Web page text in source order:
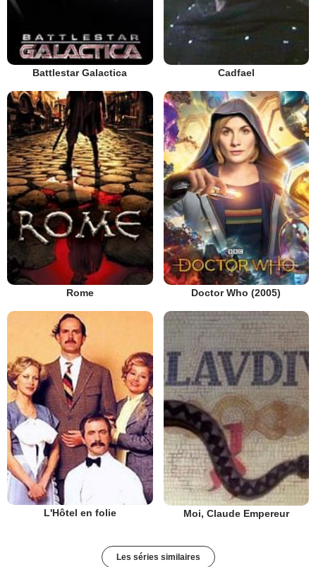
Battlestar Galactica Cadfael
Rome Doctor Who (2005)
L'Hôtel en folie Moi, Claude Empereur
Les séries similaires